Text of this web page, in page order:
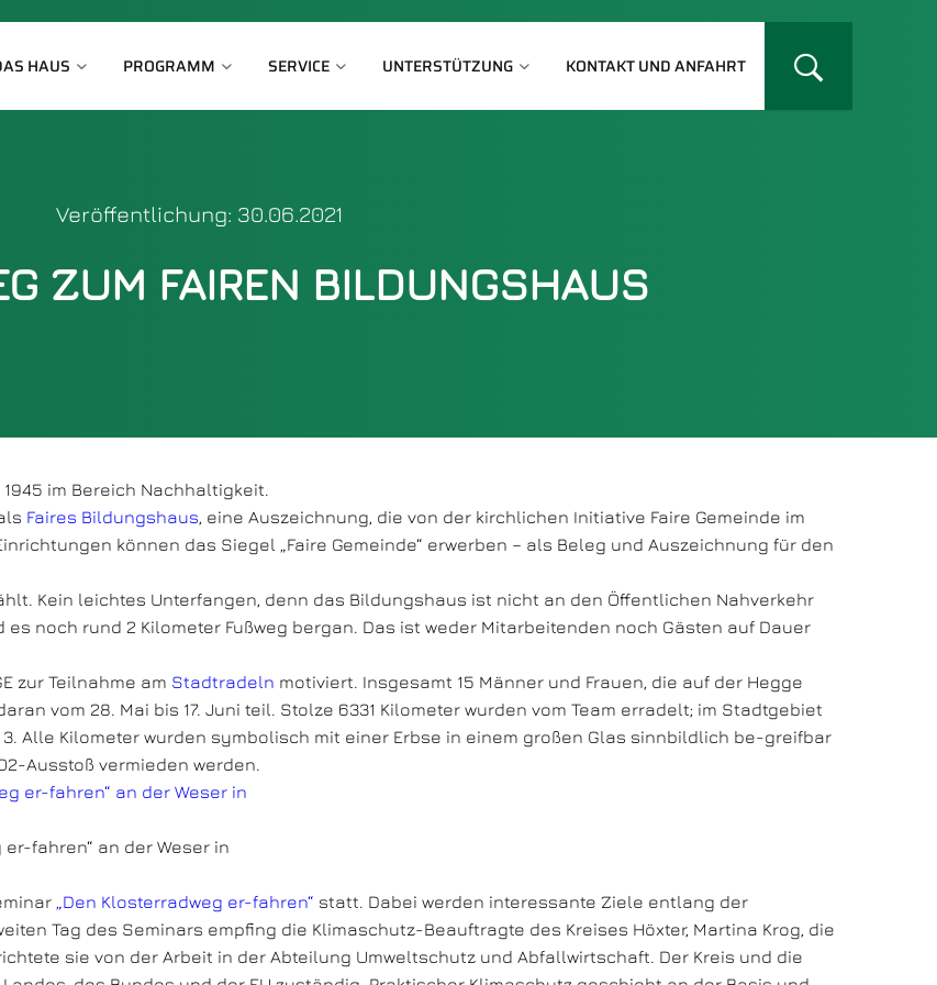
HAUS PROGRAMM SERVICE UNTERSTÜTZUNG KONTAKT UND ANFAHRT
Veröffentlichung: 30.06.2021
ZUM FAIREN BILDUNGSHAUS
im Bereich Nachhaltigkeit.
Faires Bildungshaus, eine Auszeichnung, die von der kirchlichen Initiative Faire Gemeinde im
können das Siegel „Faire Gemeinde“ erwerben – als Beleg und Auszeichnung für den
Kein leichtes Unterfangen, denn das Bildungshaus ist nicht an den Öffentlichen Nahverkehr
noch rund 2 Kilometer Fußweg bergan. Das ist weder Mitarbeitenden noch Gästen auf Dauer
zur Teilnahme am Stadtradeln motiviert. Insgesamt 15 Männer und Frauen, die auf der Hegge
vom 28. Mai bis 17. Juni teil. Stolze 6331 Kilometer wurden vom Team erradelt; im Stadtgebiet
Alle Kilometer wurden symbolisch mit einer Erbse in einem großen Glas sinnbildlich be-greifbar
Ausstoß vermieden werden.
fahren“ an der Weser in
„Den Klosterradweg er-fahren“ statt. Dabei werden interessante Ziele entlang der
Tag des Seminars empfing die Klimaschutz-Beauftragte des Kreises Höxter, Martina Krog, die
sie von der Arbeit in der Abteilung Umweltschutz und Abfallwirtschaft. Der Kreis und die